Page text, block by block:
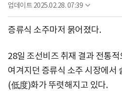
업데이트 2025.02.28. 07:39
증류식 소주마저 묽어졌다.
28일 조선비즈 취재 결과 전통
여겨지던 증류식 소주 시장에서
(低度)화가 뚜렷해지고 있다.